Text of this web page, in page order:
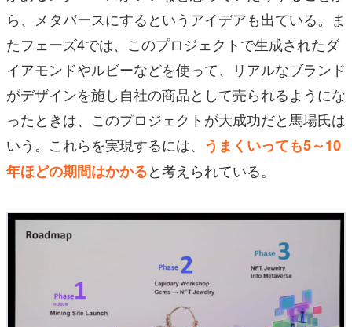
ら、メタバースにするというアイデアも出ている。ま
たフェーズ4では、このプロジェクトで生成されたダ
イアモンドやルビーなどを使って、リアルなブランド
がデザインを施し自社の商品として売られるようにな
ったときは、このプロジェクトが大成功だと馬場氏は
いう。これらを実現するには、 うまくいっても5～10
年ほどの期間はかかると考えられている。